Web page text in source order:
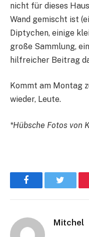
nicht für dieses
Wand gemischt ist
Diptychen, einige
große Sammlung,
hilfreicher Beitrag
Kommt am Montag
wieder, Leute.
*Hübsche Fotos von
Facebook
Mitchel